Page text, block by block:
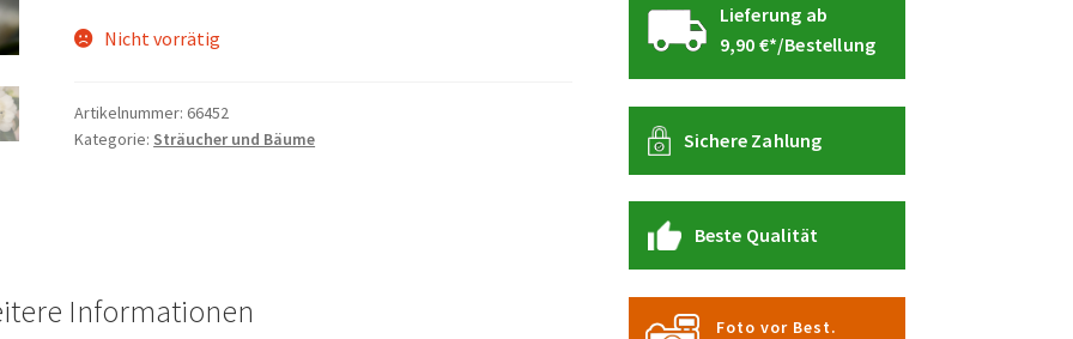
Nicht vorrätig
Artikelnummer: 66452
Kategorie: Sträucher und Bäume
Informationen
Lieferung ab
9,90 €*/Bestellung
Sichere Zahlung
Beste Qualität
Foto vor Best.